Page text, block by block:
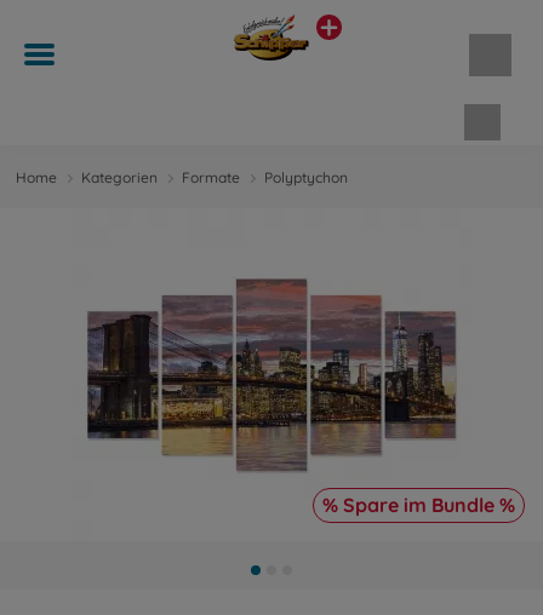
Home Kategorien Formate Polyptychon
% Spare im Bundle %